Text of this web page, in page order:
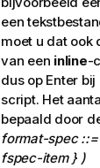
een
moet u dat ook
van een inline-
dus op Enter
script. Het
bepaald door
format-spec
fspec-item } )